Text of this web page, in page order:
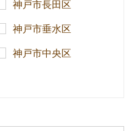
神戸市長田区
神戸市垂水区
神戸市中央区